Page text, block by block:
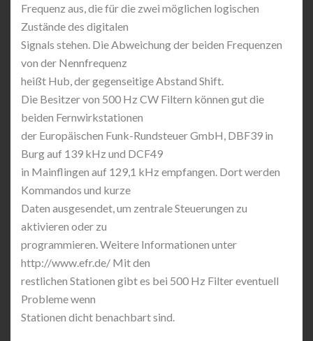
Frequenz aus, die für die zwei möglichen logischen
Zustände des digitalen
Signals stehen. Die Abweichung der beiden Frequenzen
von der Nennfrequenz
heißt Hub, der gegenseitige Abstand Shift.
Die Besitzer von 500 Hz CW Filtern können gut die
beiden Fernwirkstationen
der Europäischen Funk-Rundsteuer GmbH, DBF39 in
Burg auf 139 kHz und DCF49
in Mainflingen auf 129,1 kHz empfangen. Dort werden
Kommandos und kurze
Daten ausgesendet, um zentrale Steuerungen zu
aktivieren oder zu
programmieren. Weitere Informationen unter
http://www.efr.de/ Mit den
restlichen Stationen gibt es bei 500 Hz Filter eventuell
Probleme wenn
Stationen dicht benachbart sind.